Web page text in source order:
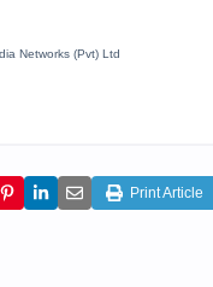
Networks (Pvt) Ltd
Print Article